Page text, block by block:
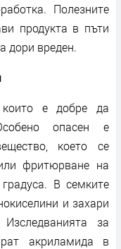
Полезните
продукта в пъти
дори вреден.
е добре да
опасен е
което се
фритюрване на
В семките
и захари
за
акриламида в